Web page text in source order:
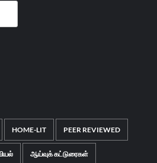
HOME-LIT PEER REVIEWED
ஆய்வுக் கட்டுரைகள்